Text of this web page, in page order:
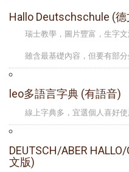
Hallo Deutschschule (德
瑞士教學，圖片豐富，生字
雖含最基礎內容，但要有部
leo多語言字典 (有語音)
線上字典多，宜選個人喜好使
DEUTSCH/ABER
文版)